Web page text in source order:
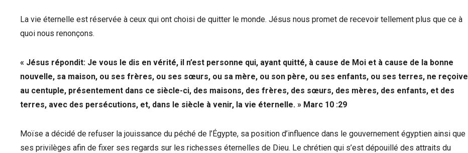
La vie éternelle est réservée à ceux qui ont choisi de quitter le monde. Jésus nous promet de recevoir tellement plus que ce à
quoi nous renonçons.
« Jésus répondit: Je vous le dis en vérité, il n’est personne qui, ayant quitté, à cause de Moi et à cause de la bonne
nouvelle, sa maison, ou ses frères, ou ses sœurs, ou sa mère, ou son père, ou ses enfants, ou ses terres, ne reçoive
au centuple, présentement dans ce siècle-ci, des maisons, des frères, des sœurs, des mères, des enfants, et des
terres, avec des persécutions, et, dans le siècle à venir, la vie éternelle. » Marc 10 :29
Moïse a décidé de refuser la jouissance du péché de l’Égypte, sa position d’influence dans le gouvernement égyptien ainsi que
ses privilèges afin de fixer ses regards sur les richesses éternelles de Dieu. Le chrétien qui s’est dépouillé des attraits du